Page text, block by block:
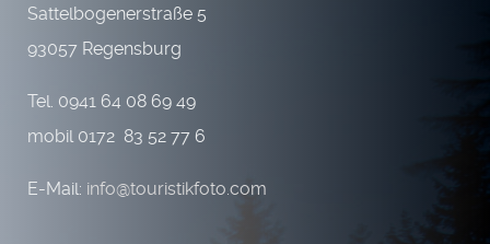
Sattelbogenerstraße 5
93057 Regensburg
Tel. 0941 64 08 69 49
mobil 0172 83 52 77 6
E-Mail: info@touristikfoto.com